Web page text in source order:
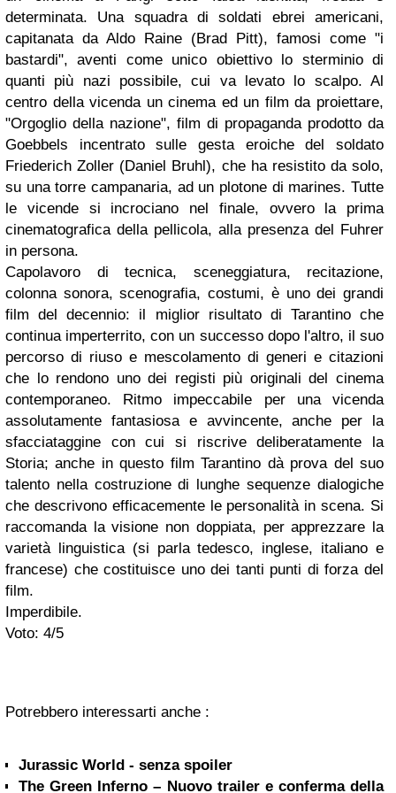
determinata. Una squadra di soldati ebrei americani,
capitanata da Aldo Raine (Brad Pitt), famosi come "i
bastardi", aventi come unico obiettivo lo sterminio di
quanti più nazi possibile, cui va levato lo scalpo. Al
centro della vicenda un cinema ed un film da proiettare,
"Orgoglio della nazione", film di propaganda prodotto da
Goebbels incentrato sulle gesta eroiche del soldato
Friederich Zoller (Daniel Bruhl), che ha resistito da solo,
su una torre campanaria, ad un plotone di marines. Tutte
le vicende si incrociano nel finale, ovvero la prima
cinematografica della pellicola, alla presenza del Fuhrer
in persona.
Capolavoro di tecnica, sceneggiatura, recitazione,
colonna sonora, scenografia, costumi, è uno dei grandi
film del decennio: il miglior risultato di Tarantino che
continua imperterrito, con un successo dopo l'altro, il suo
percorso di riuso e mescolamento di generi e citazioni
che lo rendono uno dei registi più originali del cinema
contemporaneo. Ritmo impeccabile per una vicenda
assolutamente fantasiosa e avvincente, anche per la
sfacciataggine con cui si riscrive deliberatamente la
Storia; anche in questo film Tarantino dà prova del suo
talento nella costruzione di lunghe sequenze dialogiche
che descrivono efficacemente le personalità in scena. Si
raccomanda la visione non doppiata, per apprezzare la
varietà linguistica (si parla tedesco, inglese, italiano e
francese) che costituisce uno dei tanti punti di forza del
film.
Imperdibile.
Voto: 4/5
Potrebbero interessarti anche :
Jurassic World - senza spoiler
The Green Inferno – Nuovo trailer e conferma della